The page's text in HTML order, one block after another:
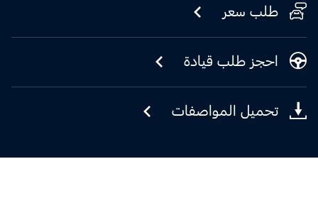
طلب سعر
احجز طلب قيادة
تحميل المواصفات